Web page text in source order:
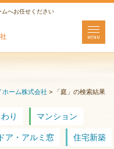
へお任せください
ホーム株式会社 > 「庭」の検索結果
り マンション
ア・アルミ窓 住宅新築